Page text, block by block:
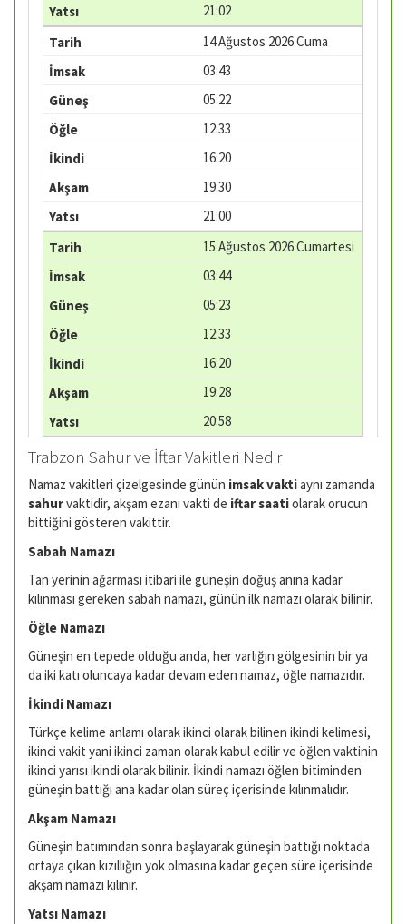
21:02
14 Ağustos 2026 Cuma
03:43
05:22
12:33
16:20
19:30
21:00
15 Ağustos 2026 Cumartesi
03:44
05:23
12:33
16:20
19:28
20:58
Trabzon Sahur ve İftar Vakitleri Nedir
Namaz vakitleri çizelgesinde günün imsak vaktiaynı zamanda
sahurvaktidir, akşam ezanı vakti de iftar saatiolarak orucun
bittiğini gösteren vakittir.
Sabah Namazı
Tan yerinin ağarması itibari ile güneşin doğuş anına kadar
kılınması gereken sabah namazı, günün ilk namazı olarak bilinir.
Öğle Namazı
Güneşin en tepede olduğu anda, her varlığın gölgesinin bir ya
da iki katı oluncaya kadar devam eden namaz, öğle namazıdır.
İkindi Namazı
Türkçe kelime anlamı olarak ikinci olarak bilinen ikindi kelimesi,
ikinci vakit yani ikinci zaman olarak kabul edilir ve öğlen vaktinin
ikinci yarısı ikindi olarak bilinir. İkindi namazı öğlen bitiminden
güneşin battığı ana kadar olan süreç içerisinde kılınmalıdır.
Akşam Namazı
Güneşin batımından sonra başlayarak güneşin battığı noktada
ortaya çıkan kızıllığın yok olmasına kadar geçen süre içerisinde
akşam namazı kılınır.
Yatsı Namazı